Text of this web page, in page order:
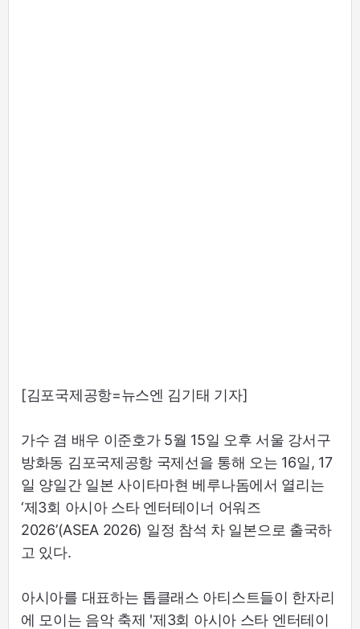
[김포국제공항=뉴스엔 김기태 기자]
가수 겸 배우 이준호가 5월 15일 오후 서울 강서구
방화동 김포국제공항 국제선을 통해 오는 16일, 17
일 양일간 일본 사이타마현 베루나돔에서 열리는
‘제3회 아시아 스타 엔터테이너 어워즈
2026’(ASEA 2026) 일정 참석 차 일본으로 출국하
고 있다.
아시아를 대표하는 톱클래스 아티스트들이 한자리
에 모이는 음악 축제 '제3회 아시아 스타 엔터테이